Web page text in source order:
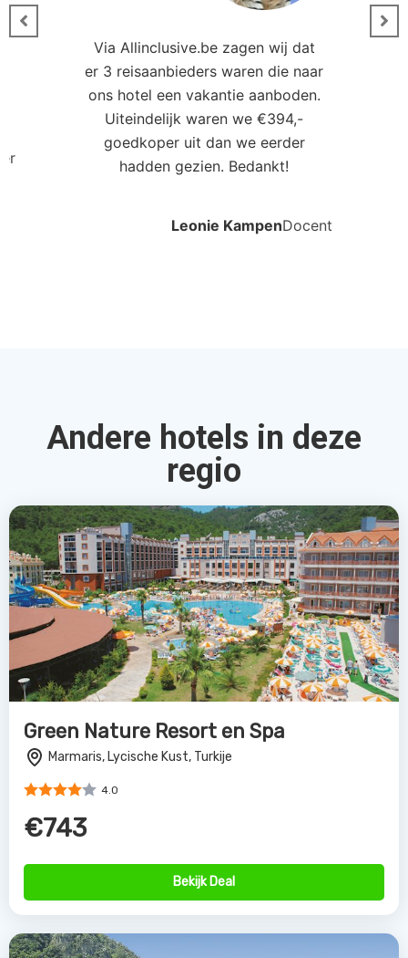
Via Allinclusive.be zagen wij dat
er 3 reisaanbieders waren die naar
ons hotel een vakantie aanboden.
Uiteindelijk waren we €394,-
goedkoper uit dan we eerder
hadden gezien. Bedankt!
Leonie KampenDocent
Andere hotels in deze
regio
Green Nature Resort en Spa
Marmaris, Lycische Kust, Turkije
4.0
€743
Bekijk Deal